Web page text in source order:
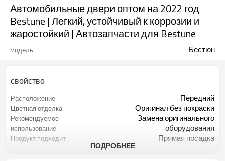
Автомобильные двери оптом на 2022 год
Bestune | Легкий, устойчивый к коррозии и
жаростойкий | Автозапчасти для Bestune
модель Бестюн
свойство
Расположение Передний
Цветная отделка Оригинал без покраски
Рекомендуемое
использование
Замена оригинального
оборудования
Продукт подходит Прямая посадка
Продается индивидуально
ПОДРОБНЕЕ